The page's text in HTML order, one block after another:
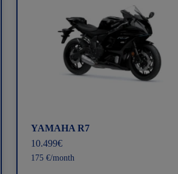
YAMAHA R7
10.499€
175 €/month